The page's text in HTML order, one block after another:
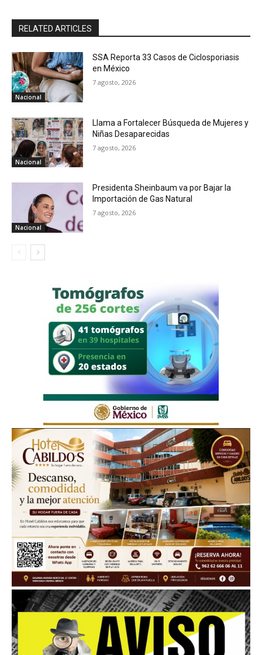
RELATED ARTICLES
Nacional
SSA Reporta 33 Casos de Ciclosporiasis
en México
7 agosto, 2026
Nacional
Llama a Fortalecer Búsqueda de Mujeres y
Niñas Desaparecidas
7 agosto, 2026
Nacional
Presidenta Sheinbaum va por Bajar la
Importación de Gas Natural
7 agosto, 2026